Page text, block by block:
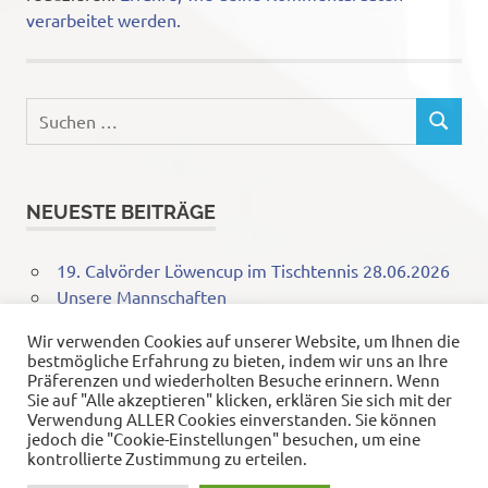
verarbeitet werden.
Suchen
SUCHEN
NEUESTE BEITRÄGE
19. Calvörder Löwencup im Tischtennis 28.06.2026
Unsere Mannschaften
Erfolgreiche Finalrunde im Kreispokal 2025: SG
Calvörde glänzt mit starken Leistungen
Dorfmeisterschaften 2025
Wir verwenden Cookies auf unserer Website, um Ihnen die
bestmögliche Erfahrung zu bieten, indem wir uns an Ihre
Präferenzen und wiederholten Besuche erinnern. Wenn
Sie auf "Alle akzeptieren" klicken, erklären Sie sich mit der
Verwendung ALLER Cookies einverstanden. Sie können
jedoch die "Cookie-Einstellungen" besuchen, um eine
kontrollierte Zustimmung zu erteilen.